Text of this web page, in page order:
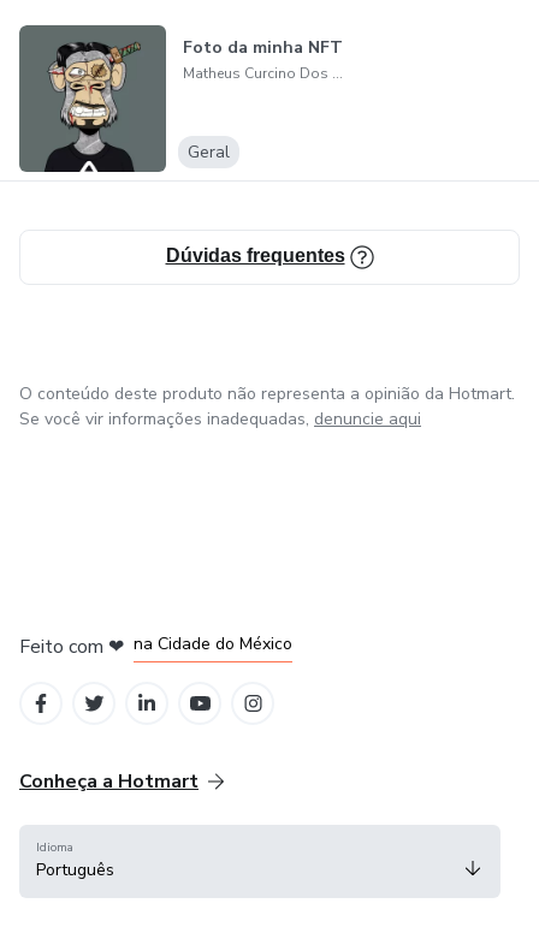
Foto da minha NFT
Matheus Curcino Dos Santos
Geral
Dúvidas frequentes
O conteúdo deste produto não representa a opinião da Hotmart.
Se você vir informações inadequadas, denuncie aqui
Feito com ❤ na Cidade do México
Conheça a Hotmart
Idioma
Português